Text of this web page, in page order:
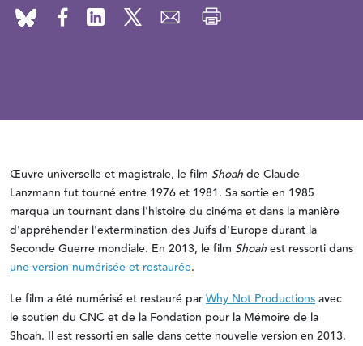
Œuvre universelle et magistrale, le film Shoahde Claude
Lanzmann fut tourné entre 1976 et 1981. Sa sortie en 1985
marqua un tournant dans l'histoire du cinéma et dans la manière
d'appréhender l'extermination des Juifs d'Europe durant la
Seconde Guerre mondiale. En 2013, le film Shoahest ressorti dans
une version numérisée et restaurée.
Le film a été numérisé et restauré parWhy Not Productionsavec
le soutien du CNC et de la Fondation pour la Mémoire de la
Shoah. Il est ressorti en salle dans cette nouvelle version en 2013.